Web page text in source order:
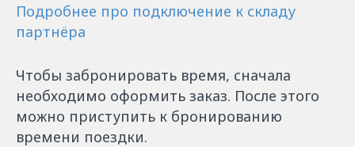
Подробнее про подключение к складу
партнёра
Чтобы забронировать время, сначала
необходимо оформить заказ. После этого
можно приступить к бронированию
времени поездки.